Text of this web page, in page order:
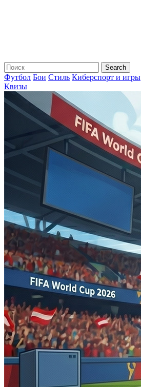
Футбол Бои Стиль Киберспорт и игры
Квизы